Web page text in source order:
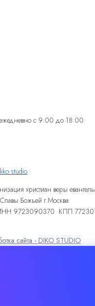
ежедневно с 9:00 до 18:00
христиан веры
Божьей г.Москва
9723090370 КПП
сайта - DIKO STUDIO